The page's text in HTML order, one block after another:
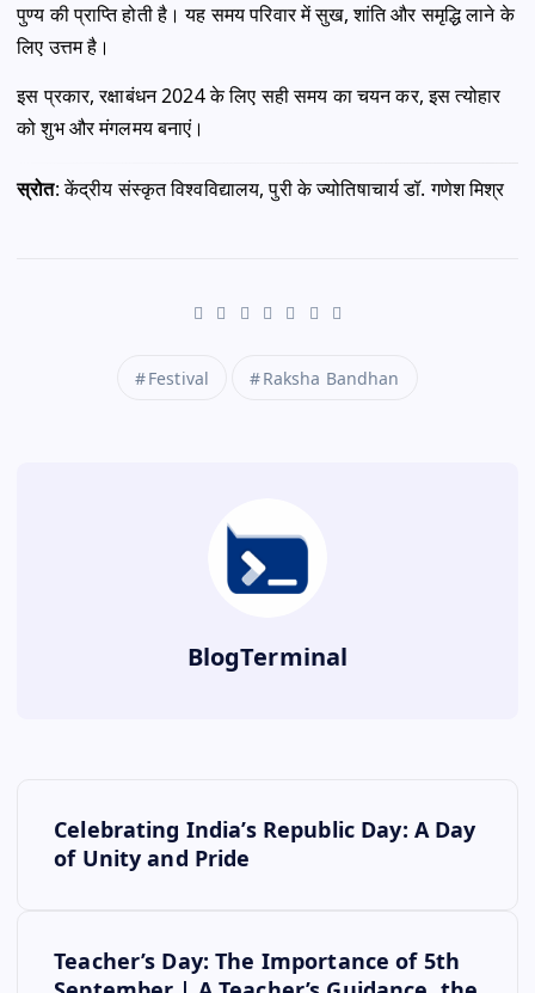
पुण्य की प्राप्ति होती है। यह समय परिवार में सुख, शांति और समृद्धि लाने के
लिए उत्तम है।
इस प्रकार, रक्षाबंधन 2024 के लिए सही समय का चयन कर, इस त्योहार
को शुभ और मंगलमय बनाएं।
स्रोत: केंद्रीय संस्कृत विश्वविद्यालय, पुरी के ज्योतिषाचार्य डॉ. गणेश मिश्र
Festival Raksha Bandhan
BlogTerminal
Celebrating India’s Republic Day: A Day
of Unity and Pride
Teacher’s Day: The Importance of 5th